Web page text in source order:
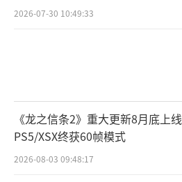
2026-07-30 10:49:33
《龙之信条2》重大更新8月底上线
PS5/XSX终获60帧模式
2026-08-03 09:48:17